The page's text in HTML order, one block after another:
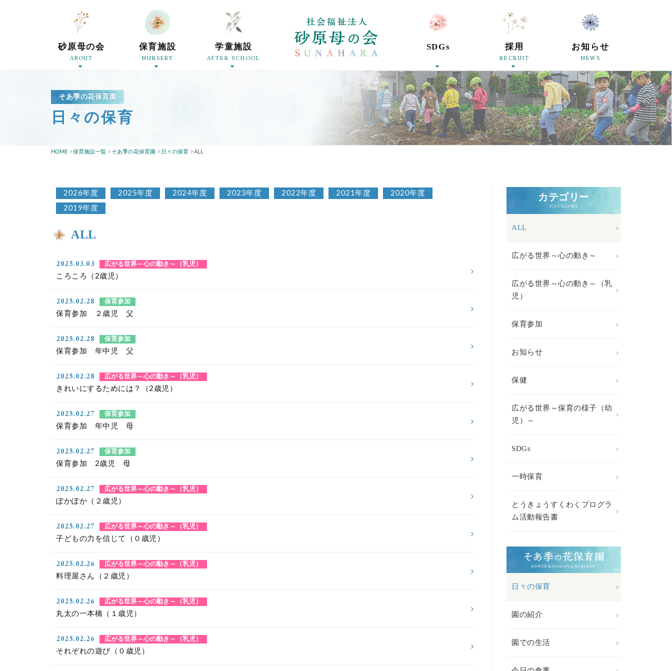
社会福祉法人砂原母の会
砂原母の会
ABOUT
保育施設
NURSERY
学童施設
AFTER SCHOOL
SDGs 採用
RECRUIT
お知らせ
NEWS
そあ季の花保育園
日々の保育
HOME 保育施設一覧 そあ季の花保育園 日々の保育 ALL
カテゴリー
CATEGORY
ALL
広がる世界～心の動き～
広がる世界～心の動き～（乳
児）
保育参加
お知らせ
保健
広がる世界～保育の様子（幼
児）～
SDGs
一時保育
とうきょうすくわくプログラ
ム活動報告書
日々の保育
園の紹介
園での生活
2026年度 2025年度 2024年度 2023年度 2022年度 2021年度
2020年度
2019年度
ALL
2025.03.03 広がる世界～心の動き～（乳児）
ころころ（2歳児）
2025.02.28 保育参加
保育参加 ２歳児 父
2025.02.28 保育参加
保育参加 年中児 父
2025.02.28 広がる世界～心の動き～（乳児）
きれいにするためには？（2歳児）
2025.02.27 保育参加
保育参加 年中児 母
2025.02.27 保育参加
保育参加 2歳児 母
2025.02.27 広がる世界～心の動き～（乳児）
ぽかぽか（２歳児）
2025.02.27 広がる世界～心の動き～（乳児）
子どもの力を信じて（０歳児）
2025.02.26 広がる世界～心の動き～（乳児）
料理屋さん（２歳児）
2025.02.26 広がる世界～心の動き～（乳児）
丸太の一本橋（１歳児）
2025.02.26 広がる世界～心の動き～（乳児）
それぞれの遊び（０歳児）